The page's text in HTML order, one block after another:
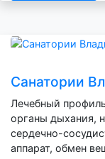
Санатории
Лечебный
органы дыхания,
сердечно-
аппарат, обмен